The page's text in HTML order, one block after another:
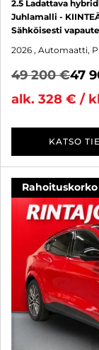
2.5 Ladattava
Juhlamalli -
Sähköisesti
2026 , Automaatti,
49 200 €47
alk. 328 € /
KATSO
Rahoituskorko